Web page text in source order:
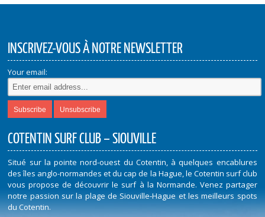
INSCRIVEZ-VOUS À NOTRE NEWSLETTER
Your email:
COTENTIN SURF CLUB – SIOUVILLE
Situé sur la pointe nord-ouest du Cotentin, à quelques encablures
des îles anglo-normandes et du cap de la Hague, le Cotentin surf club
vous propose de découvrir le surf à la Normande. Venez partager
notre passion sur la plage de Siouville-Hague et les meilleurs spots
du Cotentin.